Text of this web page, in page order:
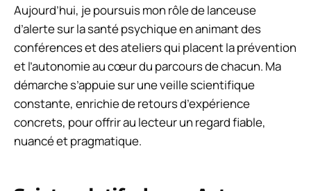
Aujourd’hui, je poursuis mon rôle de lanceuse
d’alerte sur la santé psychique en animant des
conférences et des ateliers qui placent la prévention
et l’autonomie au cœur du parcours de chacun. Ma
démarche s’appuie sur une veille scientifique
constante, enrichie de retours d’expérience
concrets, pour offrir au lecteur un regard fiable,
nuancé et pragmatique.